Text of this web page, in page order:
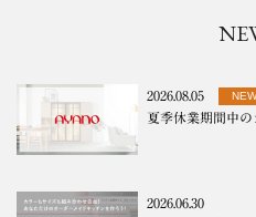
2026.08.05 NEW
夏季休業期間中
2026.06.30